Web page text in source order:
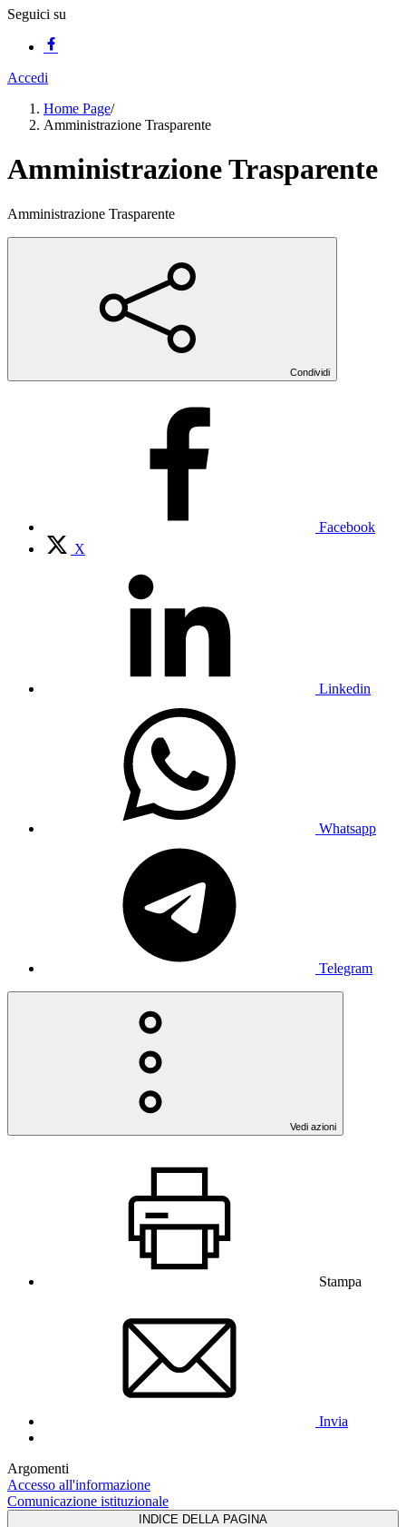
Seguici su
Accedi
Home Page/
Amministrazione Trasparente
Amministrazione Trasparente
Amministrazione Trasparente
Condividi
Facebook
X
Linkedin
Whatsapp
Telegram
Vedi azioni
Stampa
Invia
Argomenti
Accesso all'informazione
Comunicazione istituzionale
INDICE DELLA PAGINA